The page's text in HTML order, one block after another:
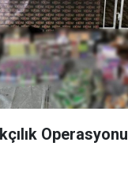
Operasyonu